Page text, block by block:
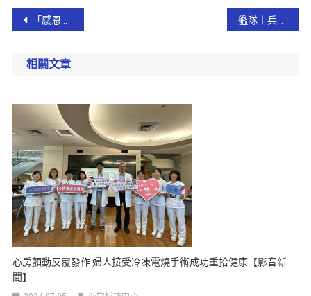
「感恩的時候讓愛不孤單 」! 宜市設捐款站援助義大利天主教靈醫會
相關文章
心房顫動反覆發作 婦人接受冷凍電燒手術成功重拾健康【影音新
聞】